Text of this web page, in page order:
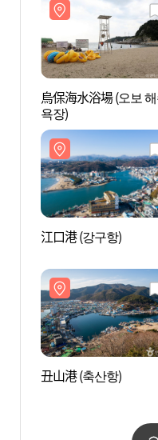
烏保海水浴場 (오보
욕장)
江口港 (강구항)
丑山港 (축산항)